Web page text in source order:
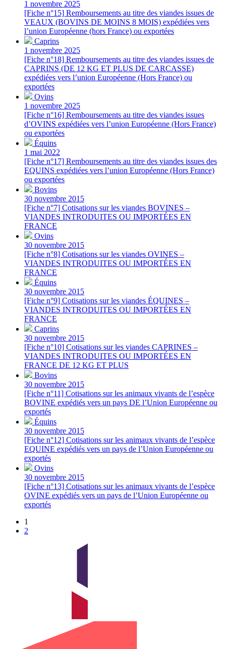
1 novembre 2025
[Fiche n°15] Remboursements au titre des viandes issues de
VEAUX (BOVINS DE MOINS 8 MOIS) expédiées vers
l’union Européenne (hors France) ou exportées
Caprins
1 novembre 2025
[Fiche n°18] Remboursements au titre des viandes issues de
CAPRINS (DE 12 KG ET PLUS DE CARCASSE)
expédiées vers l’union Européenne (Hors France) ou
exportées
Ovins
1 novembre 2025
[Fiche n°16] Remboursements au titre des viandes issues
d’OVINS expédiées vers l’union Européenne (Hors France)
ou exportées
Équins
1 mai 2022
[Fiche n°17] Remboursements au titre des viandes issues des
EQUINS expédiées vers l’union Européenne (Hors France)
ou exportées
Bovins
30 novembre 2015
[Fiche n°7] Cotisations sur les viandes BOVINES –
VIANDES INTRODUITES OU IMPORTÉES EN
FRANCE
Ovins
30 novembre 2015
[Fiche n°8] Cotisations sur les viandes OVINES –
VIANDES INTRODUITES OU IMPORTÉES EN
FRANCE
Équins
30 novembre 2015
[Fiche n°9] Cotisations sur les viandes ÉQUINES –
VIANDES INTRODUITES OU IMPORTÉES EN
FRANCE
Caprins
30 novembre 2015
[Fiche n°10] Cotisations sur les viandes CAPRINES –
VIANDES INTRODUITES OU IMPORTÉES EN
FRANCE DE 12 KG ET PLUS
Bovins
30 novembre 2015
[Fiche n°11] Cotisations sur les animaux vivants de l’espèce
BOVINE expédiés vers un pays DE l’Union Européenne ou
exportés
Équins
30 novembre 2015
[Fiche n°12] Cotisations sur les animaux vivants de l’espèce
EQUINE expédiés vers un pays de l’Union Européenne ou
exportés
Ovins
30 novembre 2015
[Fiche n°13] Cotisations sur les animaux vivants de l’espèce
OVINE expédiés vers un pays de l’Union Européenne ou
exportés
1
2